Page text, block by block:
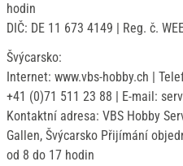
hodin
DIČ: DE 11 673 4149 | Reg. č.
Švýcarsko:
Internet: www.vbs-hobby.ch |
+41 (0)71 511 23 88 | E-mail:
Kontaktní adresa: VBS Hobby
Gallen, Švýcarsko Přijímání
od 8 do 17 hodin